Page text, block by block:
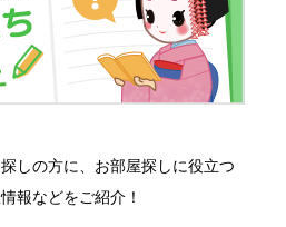
しの方に、お部屋探しに役立つ
報などをご紹介！